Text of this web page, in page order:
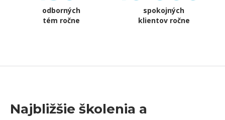
odborných
tém ročne
spokojných
klientov ročne
Najbližšie školenia a